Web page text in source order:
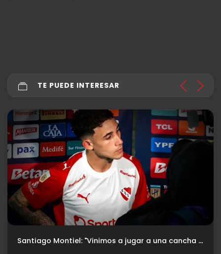
TE PUEDE INTERESAR
Santiago Montiel: "Vinimos a jugar a una cancha muy difícil"